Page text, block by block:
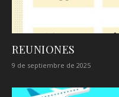
REUNIONES
9 de septiembre de 2025